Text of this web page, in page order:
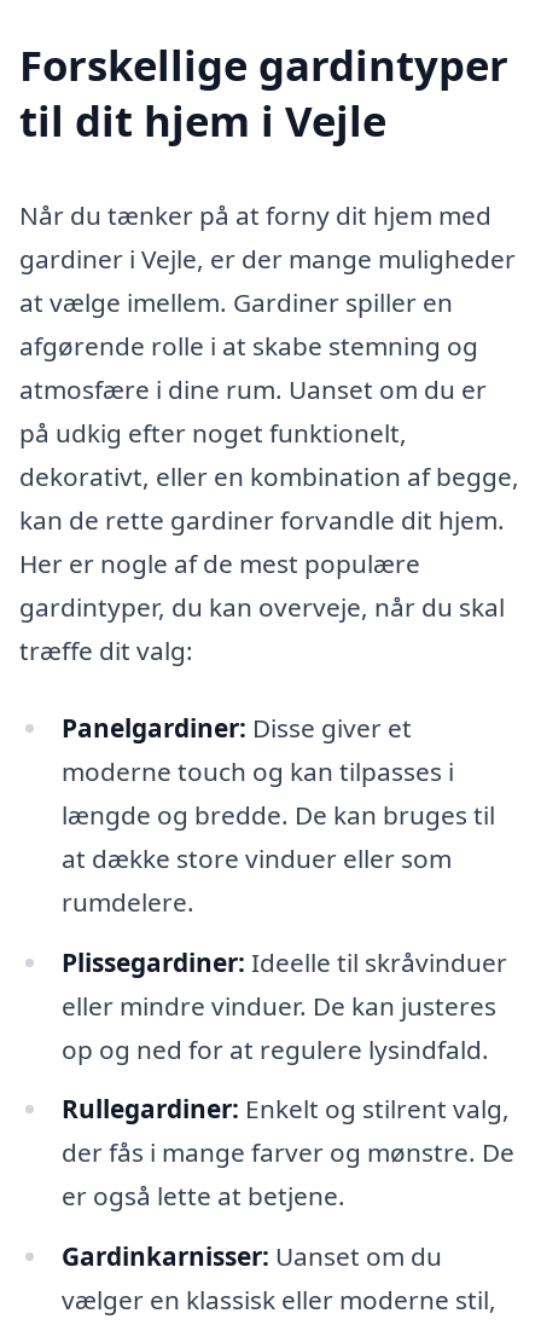
Forskellige gardintyper
til dit hjem i Vejle
Når du tænker på at forny dit hjem med
gardiner i Vejle, er der mange muligheder
at vælge imellem. Gardiner spiller en
afgørende rolle i at skabe stemning og
atmosfære i dine rum. Uanset om du er
på udkig efter noget funktionelt,
dekorativt, eller en kombination af begge,
kan de rette gardiner forvandle dit hjem.
Her er nogle af de mest populære
gardintyper, du kan overveje, når du skal
træffe dit valg:
Panelgardiner: Disse giver et
moderne touch og kan tilpasses i
længde og bredde. De kan bruges til
at dække store vinduer eller som
rumdelere.
Plissegardiner: Ideelle til skråvinduer
eller mindre vinduer. De kan justeres
op og ned for at regulere lysindfald.
Rullegardiner: Enkelt og stilrent valg,
der fås i mange farver og mønstre. De
er også lette at betjene.
Gardinkarnisser: Uanset om du
vælger en klassisk eller moderne stil,